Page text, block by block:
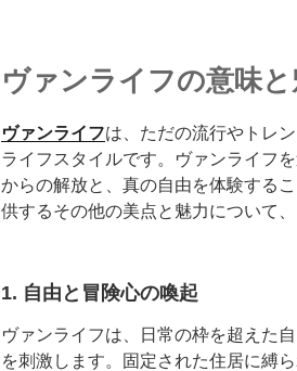
ヴァンライフの意味と
ヴァンライフは、ただの流行やトレ
ライフスタイルです。ヴァンライフ
からの解放と、真の自由を体験する
供するその他の美点と魅力について
1. 自由と冒険心の喚起
ヴァンライフは、日常の枠を超えた
を刺激します。固定された住居に縛